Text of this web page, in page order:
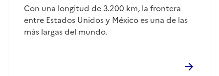
Corps
Con una longitud de 3.200 km, la frontera
entre Estados Unidos y México es una de las
más largas del mundo.